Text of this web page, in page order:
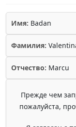
Имя: Badan
Фамилия:
Отчество: Marcu
Прежде чем
пожалуйста,